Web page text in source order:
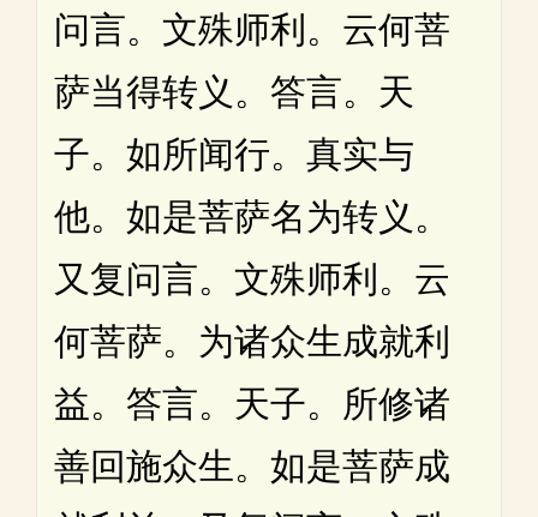
问言。文殊师利。云何菩
萨当得转义。答言。天
子。如所闻行。真实与
他。如是菩萨名为转义。
又复问言。文殊师利。云
何菩萨。为诸众生成就利
益。答言。天子。所修诸
善回施众生。如是菩萨成